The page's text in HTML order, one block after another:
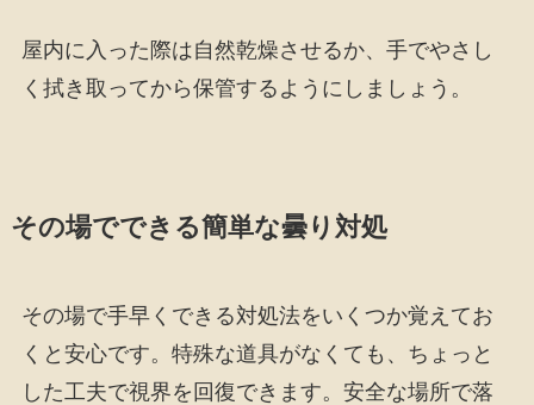
屋内に入った際は自然乾燥させるか、手でやさし
く拭き取ってから保管するようにしましょう。
その場でできる簡単な曇り対処
その場で手早くできる対処法をいくつか覚えてお
くと安心です。特殊な道具がなくても、ちょっと
した工夫で視界を回復できます。安全な場所で落